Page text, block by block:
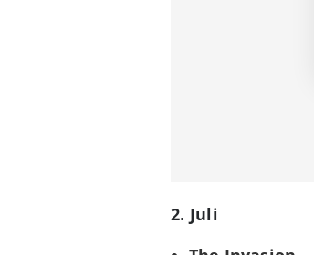
2. Juli